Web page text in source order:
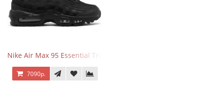
Nike Air Max 95 Essential Triple Black
7090р.